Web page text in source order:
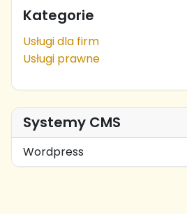
Kategorie
Usługi dla firm
Usługi prawne
Systemy CMS
Wordpress